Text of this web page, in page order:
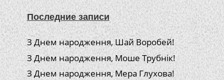
Последние записи
З Днем народження, Шай Воробей!
З Днем народження, Моше Трубнік!
З Днем народження, Мера Глухова!